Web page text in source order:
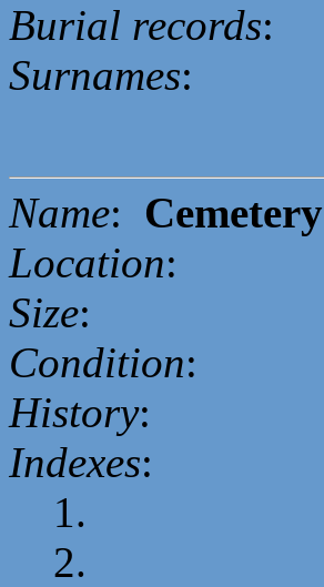
Burial records:
Surnames:
Name: Cemetery
Location:
Size:
Condition:
History:
Indexes:
1.
2.